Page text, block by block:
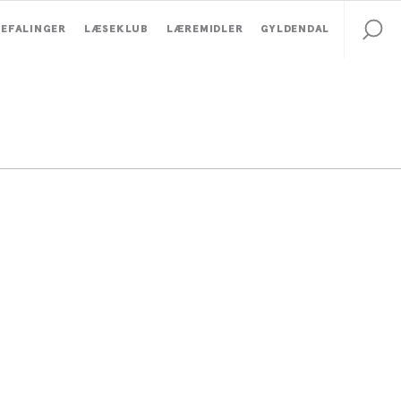
LÆSEKLUB LÆREMIDLER GYLDENDAL